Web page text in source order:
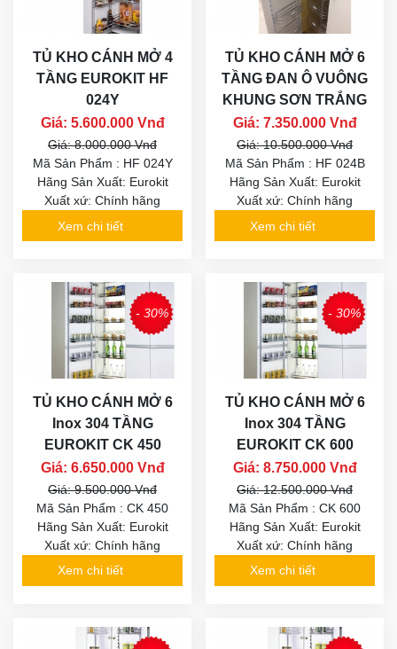
TỦ KHO CÁNH MỞ 4
TẦNG EUROKIT HF
024Y
Giá: 5.600.000 Vnđ
Giá: 8.000.000 Vnđ
Mã Sản Phẩm : HF 024Y
Hãng Sản Xuất: Eurokit
Xuất xứ: Chính hãng
Xem chi tiết
TỦ KHO CÁNH MỞ 6
TẦNG ĐAN Ô VUÔNG
KHUNG SƠN TRẮNG
Giá: 7.350.000 Vnđ
Giá: 10.500.000 Vnđ
Mã Sản Phẩm : HF 024B
Hãng Sản Xuất: Eurokit
Xuất xứ: Chính hãng
Xem chi tiết
- 30%
TỦ KHO CÁNH MỞ 6
Inox 304 TẦNG
EUROKIT CK 450
Giá: 6.650.000 Vnđ
Giá: 9.500.000 Vnđ
Mã Sản Phẩm : CK 450
Hãng Sản Xuất: Eurokit
Xuất xứ: Chính hãng
Xem chi tiết
- 30%
TỦ KHO CÁNH MỞ 6
Inox 304 TẦNG
EUROKIT CK 600
Giá: 8.750.000 Vnđ
Giá: 12.500.000 Vnđ
Mã Sản Phẩm : CK 600
Hãng Sản Xuất: Eurokit
Xuất xứ: Chính hãng
Xem chi tiết